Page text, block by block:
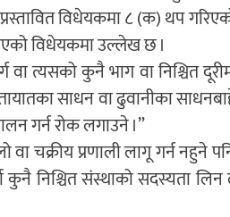
विधेयकमा ८ (क) थप
विधेयकमा उल्लेख छ ।
त्यसको कुनै भाग वा निश्चित
साधन वा ढुवानीका
गर्न रोक लगाउने ।”
वा चक्रीय प्रणाली लागू गर्न नहुने
कुनै निश्चित संस्थाको सदस्यता